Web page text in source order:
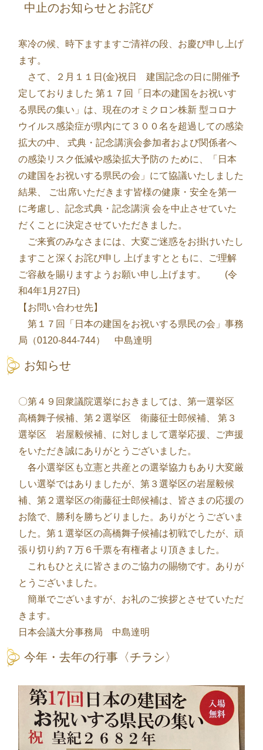
中止のお知らせとお詫び
寒冷の候、時下ますますご清祥の段、お慶び申し上げ
ます。
さて、２月１１日(金)祝日 建国記念の日に開催予
定しておりました 第１７回「日本の建国をお祝いす
る県民の集い」は、現在のオミクロン株新 型コロナ
ウイルス感染症が県内にて３００名を超過しての感染
拡大の中、 式典・記念講演会参加者および関係者へ
の感染リスク低減や感染拡大予防の ために、「日本
の建国をお祝いする県民の会」にて協議いたしました
結果、 ご出席いただきます皆様の健康・安全を第一
に考慮し、記念式典・記念講演 会を中止させていた
だくことに決定させていただきました。
ご来賓のみなさまには、大変ご迷惑をお掛けいたし
ますこと深くお詫び申し 上げますとともに、ご理解
ご容赦を賜りますようお願い申し上げます。 (令
和4年1月27日)
【お問い合わせ先】
第１７回「日本の建国をお祝いする県民の会」事務
局（0120-844-744） 中島達明
お知らせ
〇第４９回衆議院選挙におきましては、第一選挙区
高橋舞子候補、第２選挙区 衛藤征士郎候補、 第３
選挙区 岩屋毅候補、に対しまして選挙応援、ご声援
をいただき誠にありがとうございました。
各小選挙区も立憲と共産との選挙協力もあり大変厳
しい選挙ではありましたが、第３選挙区の岩屋毅候
補、第２選挙区の衛藤征士郎候補は、皆さまの応援の
お陰で、勝利を勝ちどりました。ありがとうございま
した。第１選挙区の高橋舞子候補は初戦でしたが、頑
張り切り約７万６千票を有権者より頂きました。
これもひとえに皆さまのご協力の賜物です。ありが
とうございました。
簡単でございますが、お礼のご挨拶とさせていただ
きます。
日本会議大分事務局 中島達明
今年・去年の行事〈チラシ〉